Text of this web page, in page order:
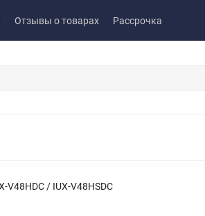
Отзывы о товарах Рассрочка
V48HDC / IUX-V48HSDC